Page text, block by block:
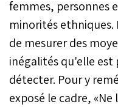
femmes, personnes
minorités
de mesurer des
inégalités qu'elle est
détecter. Pour y
exposé le cadre,